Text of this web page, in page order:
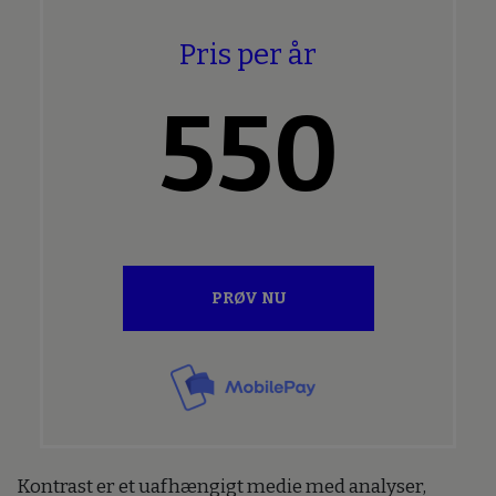
Pris per år
550
PRØV NU
Kontrast er et uafhængigt medie med analyser,